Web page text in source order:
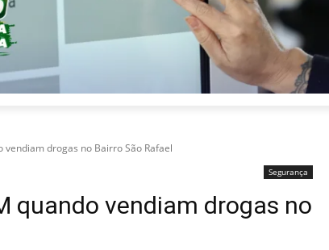
vendiam drogas no Bairro São Rafael
Segurança
quando vendiam drogas no